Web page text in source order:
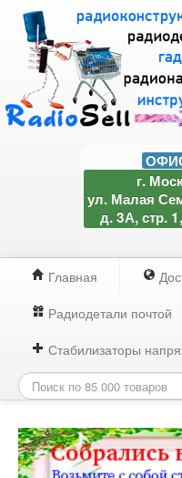
г.
ул. Малая
д. 3А, стр.
Главная
Радиодетали почтой
Стабилизаторы